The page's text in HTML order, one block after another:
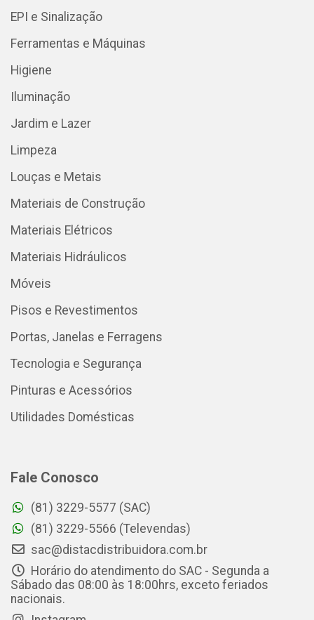
EPI e Sinalização
Ferramentas e Máquinas
Higiene
Iluminação
Jardim e Lazer
Limpeza
Louças e Metais
Materiais de Construção
Materiais Elétricos
Materiais Hidráulicos
Móveis
Pisos e Revestimentos
Portas, Janelas e Ferragens
Tecnologia e Segurança
Pinturas e Acessórios
Utilidades Domésticas
Fale Conosco
(81) 3229-5577 (SAC)
(81) 3229-5566 (Televendas)
sac@distacdistribuidora.com.br
Horário do atendimento do SAC - Segunda a
Sábado das 08:00 às 18:00hrs, exceto feriados
nacionais.